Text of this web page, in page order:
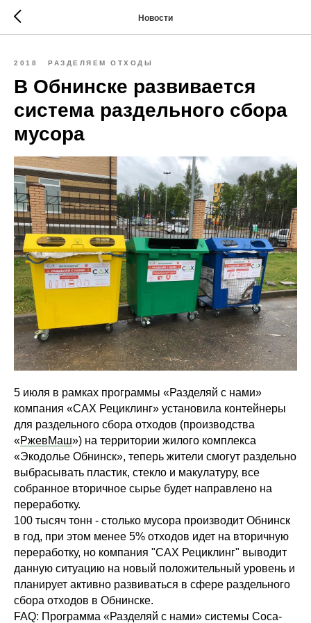
Новости
2018 РАЗДЕЛЯЕМ ОТХОДЫ
В Обнинске развивается
система раздельного сбора
мусора
5 июля в рамках программы «Разделяй с нами»
компания «САХ Рециклинг» установила контейнеры
для раздельного сбора отходов (производства
«РжевМаш») на территории жилого комплекса
«Экодолье Обнинск», теперь жители смогут раздельно
выбрасывать пластик, стекло и макулатуру, все
собранное вторичное сырье будет направлено на
переработку.
100 тысяч тонн - столько мусора производит Обнинск
в год, при этом менее 5% отходов идет на вторичную
переработку, но компания "САХ Рециклинг" выводит
данную ситуацию на новый положительный уровень и
планирует активно развиваться в сфере раздельного
сбора отходов в Обнинске.
FAQ: Программа «Разделяй с нами» системы Coca-